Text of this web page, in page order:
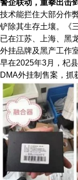
警企联动，重拳出击
技术能拦住大部分作
铲除其生存土壤。《
已在江苏、上海、黑
外挂品牌及黑产工作
早在2025年3月，杞
DMA外挂制售案，抓